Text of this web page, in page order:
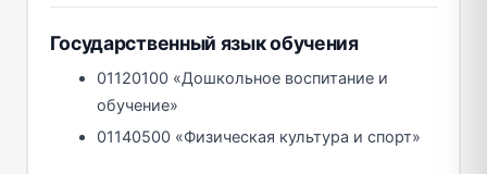
Государственный язык обучения
01120100 «Дошкольное воспитание и
обучение»
01140500 «Физическая культура и спорт»